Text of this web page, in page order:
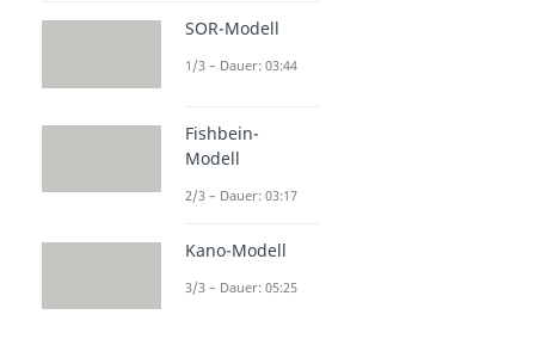
SOR-Modell
1/3 – Dauer: 03:44
Fishbein-
Modell
2/3 – Dauer: 03:17
Kano-Modell
3/3 – Dauer: 05:25